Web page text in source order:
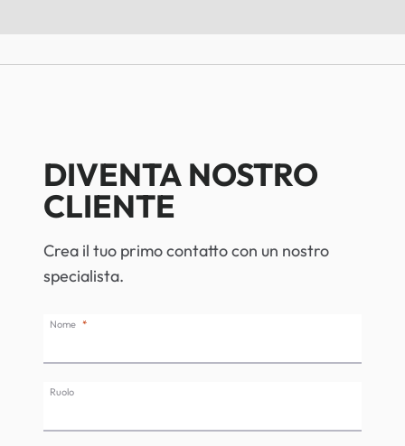
DIVENTA NOSTRO
CLIENTE
Crea il tuo primo contatto con un nostro
specialista.
Nome
Ruolo